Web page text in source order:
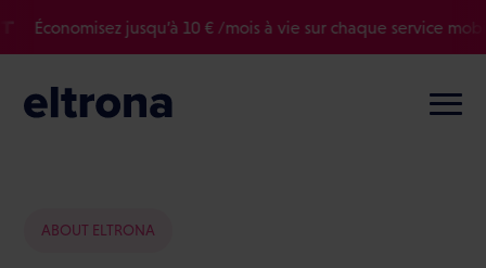
Économisez jusqu’à 10 € /mois à vie sur chaque service
ABOUT ELTRONA